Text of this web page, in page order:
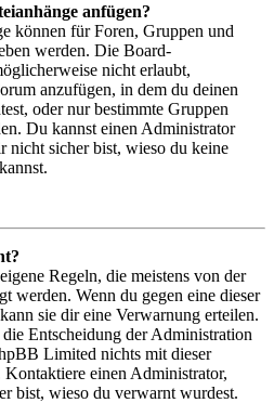
anfügen?
können für Foren, Gruppen und
werden. Die Board-
nicht erlaubt,
anzufügen, in dem du deinen
oder nur bestimmte Gruppen
Du kannst einen Administrator
nicht sicher bist, wieso du keine
Regeln, die meistens von der
werden. Wenn du gegen eine dieser
sie dir eine Verwarnung erteilen.
die Entscheidung der Administration
Limited nichts mit dieser
einen Administrator,
bist, wieso du verwarnt wurdest.